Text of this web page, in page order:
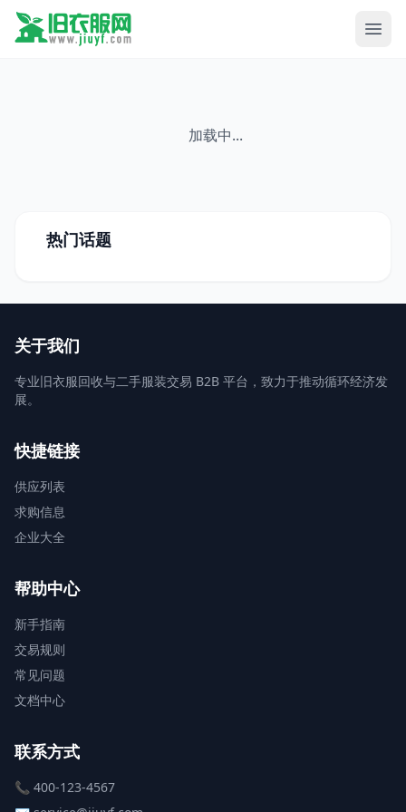
加载中...
热门话题
关于我们
专业旧衣服回收与二手服装交易 B2B 平台，致力于推动循环经济发
展。
快捷链接
供应列表
求购信息
企业大全
帮助中心
新手指南
交易规则
常见问题
文档中心
联系方式
📞 400-123-4567